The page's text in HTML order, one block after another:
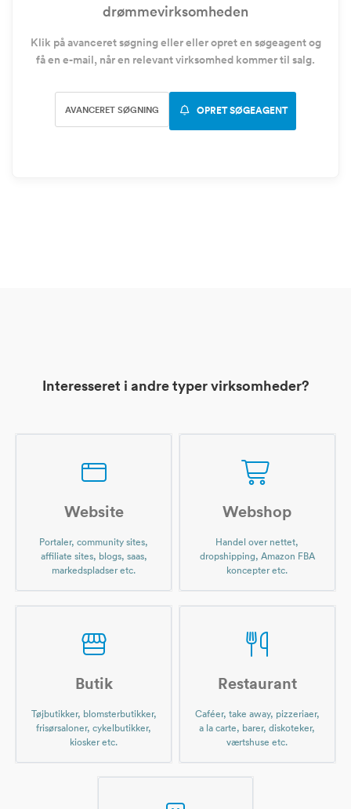
drømmevirksomheden
Klik på avanceret søgning eller eller opret en søgeagent og
få en e-mail, når en relevant virksomhed kommer til salg.
AVANCERET SØGNING OPRET SØGEAGENT
Interesseret i andre typer virksomheder?
Website
Portaler, community sites,
affiliate sites, blogs, saas,
markedspladser etc.
Webshop
Handel over nettet,
dropshipping, Amazon FBA
koncepter etc.
Butik
Tøjbutikker, blomsterbutikker,
frisørsaloner, cykelbutikker,
kiosker etc.
Restaurant
Caféer, take away, pizzeriaer,
a la carte, barer, diskoteker,
værtshuse etc.